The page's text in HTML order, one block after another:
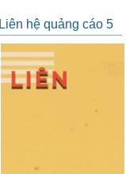
Liên hệ quảng cáo 5